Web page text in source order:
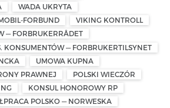
WADA UKRYTA
FORBUND
VIKING KONTROLL
— FORBRUKERRÅDET
KONSUMENTÓW — FORBRUKERTILSYNET
UMOWA KUPNA
PRAWNEJ
POLSKI WIECZÓR
KONSUL HONOROWY RP
POLSKO — NORWESKA